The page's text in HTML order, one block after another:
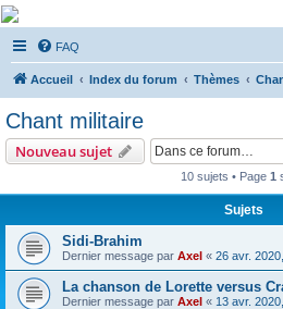
De Musicae Militari -
Forums
Forums de discussions
FAQ
Accueil Index du forum Thèmes
Chant militaire
Nouveau sujet
10 sujets • Page 1
Sujets
Sidi-Brahim
Dernier message par Axel « 26 avr.
La chanson de Lorette versus
Dernier message par Axel « 13 avr.